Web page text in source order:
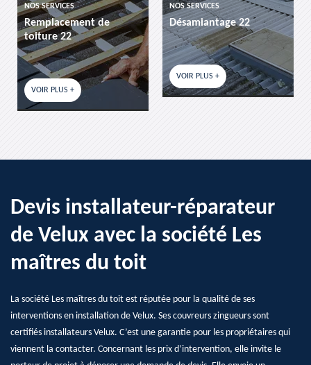
NOS SERVICES
Remplacement de
toiture 22
VOIR PLUS +
NOS SERVICES
Désamiantage 22
VOIR PLUS +
Devis installateur-réparateur
de Velux avec la société Les
maîtres du toit
La société Les maîtres du toit est réputée pour la qualité de ses
interventions en installation de Velux. Ses couvreurs zingueurs sont
certifiés installateurs Velux. C’est une garantie pour les propriétaires qui
viennent la contacter. Concernant les prix d’intervention, elle invite le